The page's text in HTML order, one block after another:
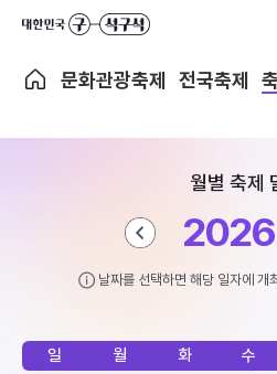
문화관광축제 전국축제
월별 축제
날짜를 선택하면 해당 일자에 개
일 월 화 수